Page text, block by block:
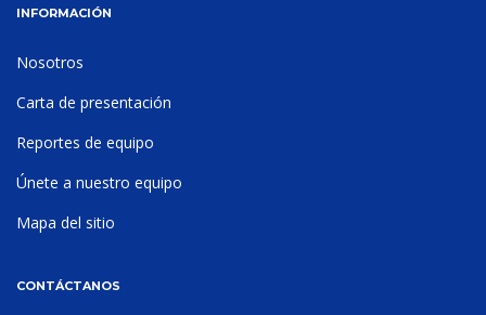
INFORMACIÓN
Nosotros
Carta de presentación
Reportes de equipo
Únete a nuestro equipo
Mapa del sitio
CONTÁCTANOS